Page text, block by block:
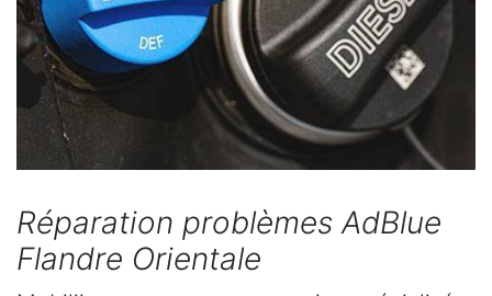
Réparation problèmes AdBlue
Flandre Orientale